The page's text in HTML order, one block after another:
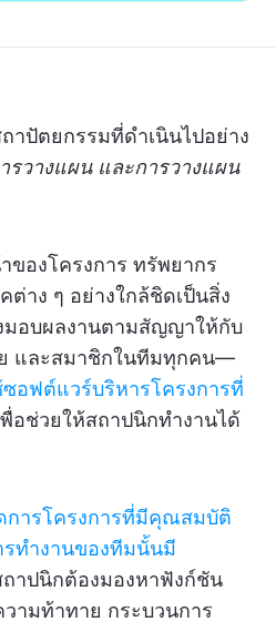
าปัตยกรรมที่ดำเนินไปอย่าง
รวางแผน และการวางแผน
องโครงการ ทรัพยากร
าง ๆ อย่างใกล้ชิดเป็นสิ่ง
มอบผลงานตามสัญญาให้กับ
และสมาชิกในทีมทุกคน—
ซอฟต์แวร์บริหารโครงการที่
อช่วยให้สถาปนิกทำงานได้
การโครงการที่มีคุณสมบัติ
ทำงานของทีมนั้นมี
าปนิกต้องมองหาฟังก์ชัน
ามท้าทาย กระบวนการ